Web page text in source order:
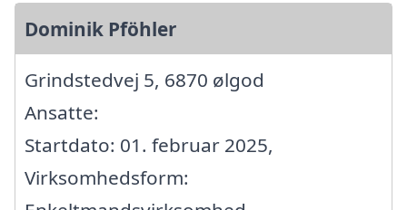
Dominik Pföhler
Grindstedvej 5, 6870 ølgod
Ansatte:
Startdato: 01. februar 2025,
Virksomhedsform: